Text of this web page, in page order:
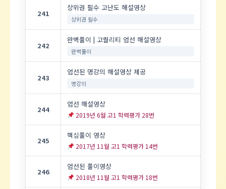
241
상위권 필수 고난도 해설영상
상위권 필수
242
완벽풀이 | 고퀄리티 엄선 해설영상
완벽풀이
243
엄선된 명강의 해설영상 제공
명강의
244
엄선 해설영상
2019년 6월 고1 학력평가 28번
245
핵심풀이 영상
2017년 11월 고1 학력평가 14번
246
엄선된 풀이영상
2018년 11월 고1 학력평가 18번